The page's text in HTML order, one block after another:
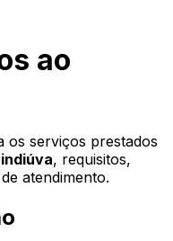
ao
os serviços prestados
, requisitos,
atendimento.